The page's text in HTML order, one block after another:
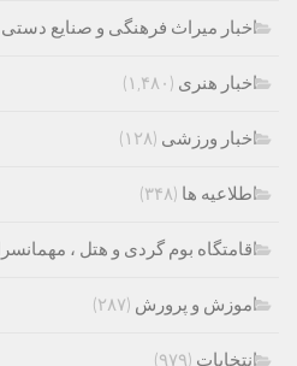
اخبار میراث فرهنگی و صنایع دستی
اخبار هنری (۱,۴۸۰)
اخبار ورزشی (۱۲۸)
اطلاعیه ها (۳۴۸)
اقامتگاه بوم گردی و هتل ،
اموزش و پرورش (۲۸۷)
انتخابات (۹۷۹)